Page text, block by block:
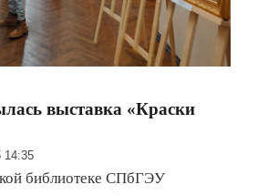
выставка «Краски
14:35
библиотеке СПбГЭУ